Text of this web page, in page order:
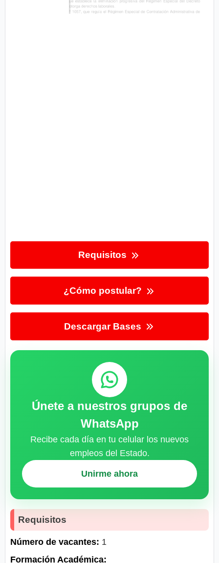
Requisitos
¿Cómo postular?
Descargar Bases
Únete a nuestros grupos de
WhatsApp
Recibe cada día en tu celular los nuevos
empleos del Estado.
Unirme ahora
Requisitos
Número de vacantes: 1
Formación Académica: